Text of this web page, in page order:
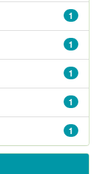
1
1
1
1
1